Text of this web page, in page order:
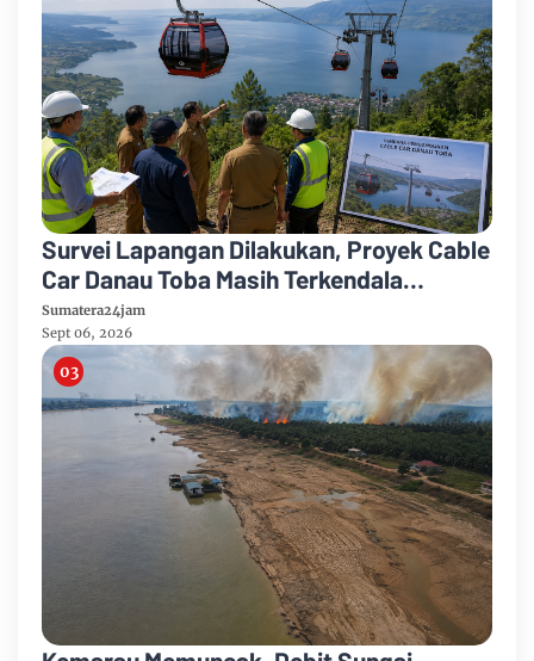
Survei Lapangan Dilakukan, Proyek Cable
Car Danau Toba Masih Terkendala
Pembebasan BPHTB di Sebagian Lahan
Sumatera24jam
Sept 06, 2026